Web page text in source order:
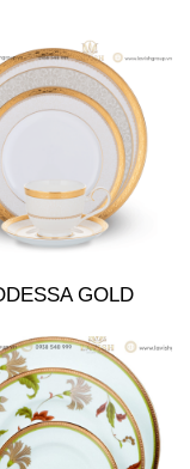
GOLD